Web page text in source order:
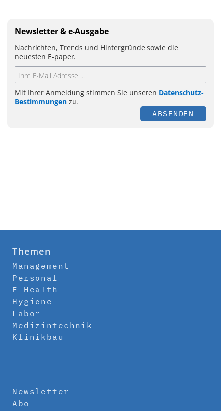
Newsletter & e-Ausgabe
Nachrichten, Trends und Hintergründe sowie die
neuesten E-paper.
Mit Ihrer Anmeldung stimmen Sie unseren Datenschutz-
Bestimmungen zu.
ABSENDEN
Themen
Management
Personal
E-Health
Hygiene
Labor
Medizintechnik
Klinikbau
Newsletter
Abo